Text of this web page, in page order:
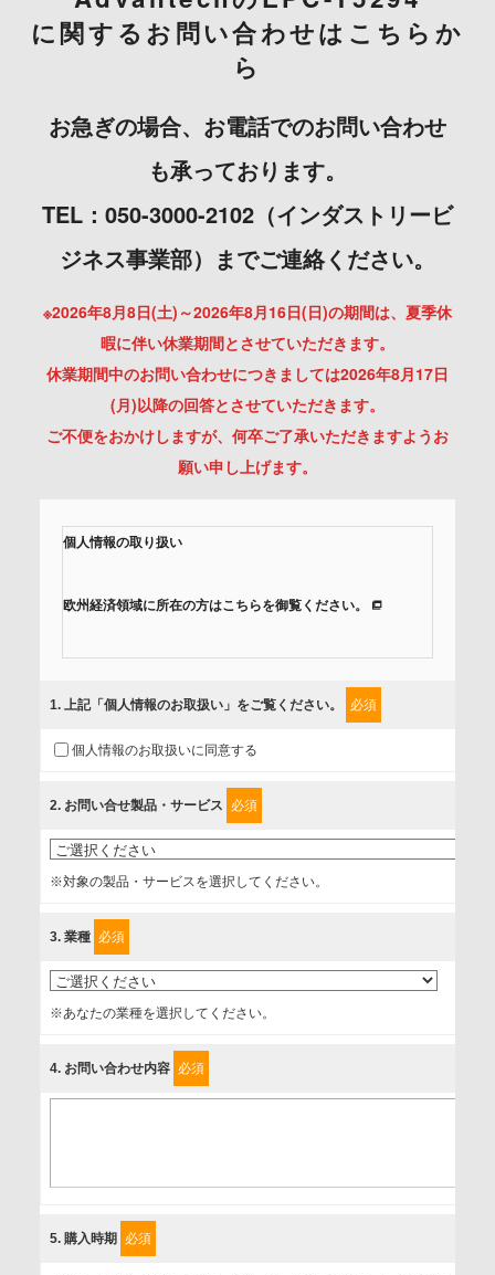
に関するお問い合わせはこちらか
ら
お急ぎの場合、お電話でのお問い合わせ
も承っております。
TEL：050-3000-2102（インダストリービ
ジネス事業部）までご連絡ください。
※2026年8月8日(土)～2026年8月16日(日)の期間は、夏季休
暇に伴い休業期間とさせていただきます。
休業期間中のお問い合わせにつきましては2026年8月17日
(月)以降の回答とさせていただきます。
ご不便をおかけしますが、何卒ご了承いただきますようお
願い申し上げます。
個人情報の取り扱い
欧州経済領域に所在の方はこちらを御覧ください。
組みを行っています。
に取扱い、これらで定める範囲内で、サービスの提供やご案
内等のために利用させていただいております。
情報を提供されるお客様（本人）に対して、情報の収集目
的、管理者、提供の有無、情報提供の任意性や権利について
確認し、当社への情報提供がお客様の懸念にならないよう
上げます。
事業者名
個人情報保護責任者
1.当社が取り扱う商品・サービスに関するご案内
1. 上記「個人情報のお取扱い」をご覧ください。 必須
個人情報のお取扱いに同意する
2. お問い合せ製品・サービス 必須
※対象の製品・サービスを選択してください。
3. 業種 必須
※あなたの業種を選択してください。
4. お問い合わせ内容 必須
5. 購入時期 必須